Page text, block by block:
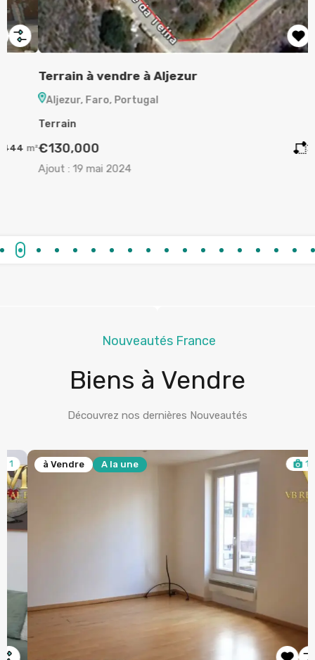
Terrain à vendre à Aljezur
Aljezur, Faro, Portugal
Terrain
€130,000 m²
Ajout :19 mai 2024
Nouveautés France
Biens à Vendre
Découvrez nos dernières Nouveautés
à Vendre A la une 17